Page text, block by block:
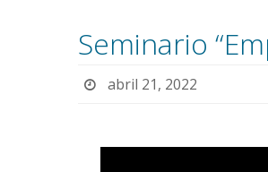
Seminario
abril 21, 2022